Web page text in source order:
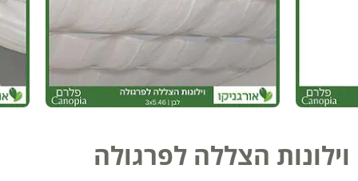
וילונות הצללה לפרגולה